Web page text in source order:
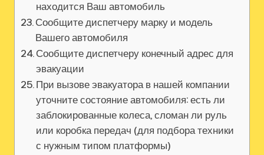
находится Ваш автомобиль
Сообщите диспетчеру марку и модель
Вашего автомобиля
Сообщите диспетчеру конечный адрес для
эвакуации
При вызове эвакуатора в нашей компании
уточните состояние автомобиля: есть ли
заблокированные колеса, сломан ли руль
или коробка передач (для подбора техники
с нужным типом платформы)